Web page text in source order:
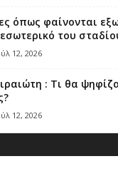
όπως φαίνονται
του
12, 2026
: Τι θα
12, 2026